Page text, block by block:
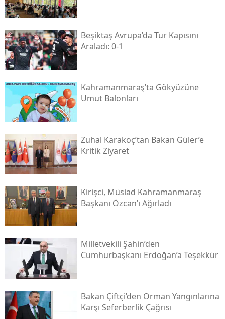
Beşiktaş Avrupa’da Tur Kapısını
Araladı: 0-1
Kahramanmaraş’ta Gökyüzüne
Umut Balonları
Zuhal Karakoç’tan Bakan Güler’e
Kritik Ziyaret
Kirişci, Müsi̇ad Kahramanmaraş
Başkanı Özcan’ı Ağırladı
Milletvekili Şahin’den
Cumhurbaşkanı Erdoğan’a Teşekkür
Bakan Çiftçi’den Orman Yangınlarına
Karşı Seferberlik Çağrısı